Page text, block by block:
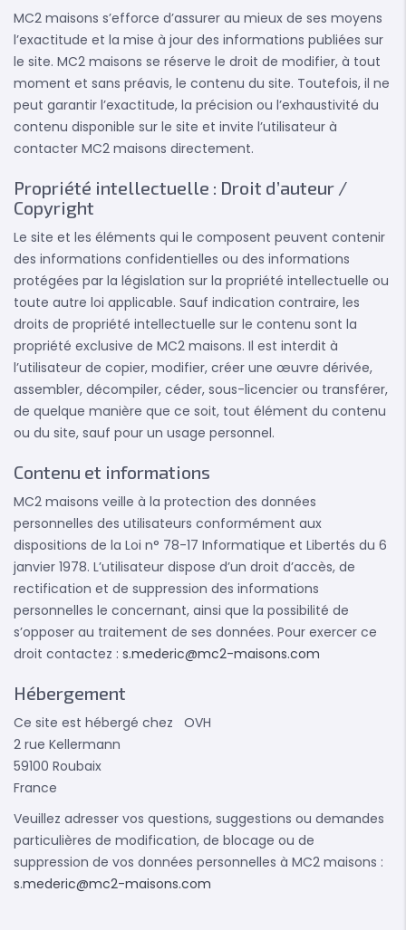
MC2 maisons s’efforce d’assurer au mieux de ses moyens
l’exactitude et la mise à jour des informations publiées sur
le site. MC2 maisons se réserve le droit de modifier, à tout
moment et sans préavis, le contenu du site. Toutefois, il ne
peut garantir l’exactitude, la précision ou l’exhaustivité du
contenu disponible sur le site et invite l’utilisateur à
contacter MC2 maisons directement.
Propriété intellectuelle : Droit d’auteur /
Copyright
Le site et les éléments qui le composent peuvent contenir
des informations confidentielles ou des informations
protégées par la législation sur la propriété intellectuelle ou
toute autre loi applicable. Sauf indication contraire, les
droits de propriété intellectuelle sur le contenu sont la
propriété exclusive de MC2 maisons. Il est interdit à
l’utilisateur de copier, modifier, créer une œuvre dérivée,
assembler, décompiler, céder, sous-licencier ou transférer,
de quelque manière que ce soit, tout élément du contenu
ou du site, sauf pour un usage personnel.
Contenu et informations
MC2 maisons veille à la protection des données
personnelles des utilisateurs conformément aux
dispositions de la Loi n° 78-17 Informatique et Libertés du 6
janvier 1978. L’utilisateur dispose d’un droit d’accès, de
rectification et de suppression des informations
personnelles le concernant, ainsi que la possibilité de
s’opposer au traitement de ses données. Pour exercer ce
droit contactez : s.mederic@mc2-maisons.com
Hébergement
Ce site est hébergé chez OVH
2 rue Kellermann
59100 Roubaix
France
Veuillez adresser vos questions, suggestions ou demandes
particulières de modification, de blocage ou de
suppression de vos données personnelles à MC2 maisons :
s.mederic@mc2-maisons.com